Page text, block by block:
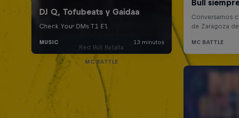
Red Bull Batalla Nueva
Historia: 20 Años de Rimas
Red Bull Batalla
MC BATTLE